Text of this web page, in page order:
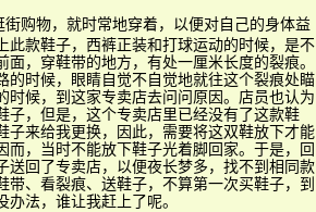
购物，就时常地穿着，以便对自己的身体益
此款鞋子，西裤正装和打球运动的时候，是不
，穿鞋带的地方，有处一厘米长度的裂痕。
的时候，眼睛自觉不自觉地就往这个裂痕处瞄
候，到这家专卖店去问问原因。店员也认为
子，但是，这个专卖店里已经没有了这款鞋
来给我更换，因此，需要将这双鞋放下才能
，当时不能放下鞋子光着脚回家。于是，回
回了专卖店，以便夜长梦多，找不到相同款
、看裂痕、送鞋子，不算第一次买鞋子，到
法，谁让我赶上了呢。